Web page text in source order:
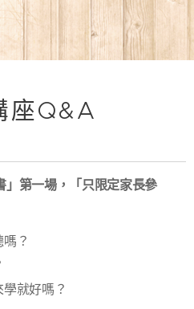
座Q&A
」第一場，「只限定家長參
？
就好嗎？